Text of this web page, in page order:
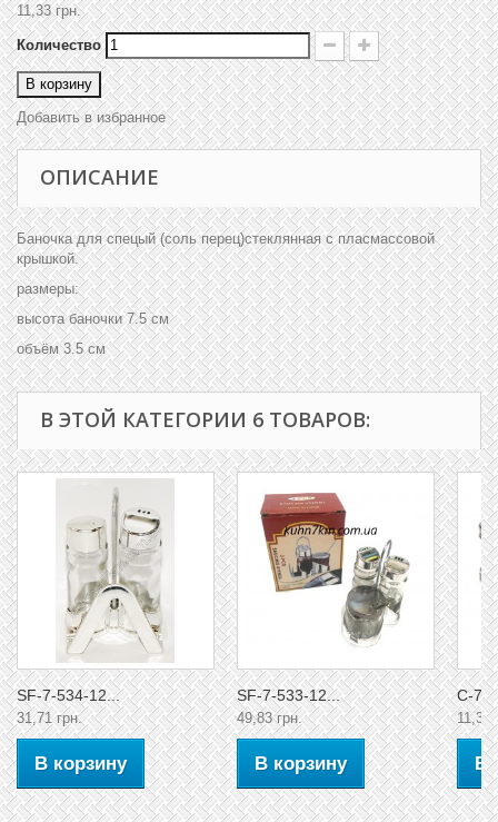
11,33 грн.
Количество
В корзину
Добавить в избранное
ОПИСАНИЕ
Баночка для спецый (соль перец)стеклянная с пласмассовой
крышкой.
размеры:
высота баночки 7.5 см
объём 3.5 см
В ЭТОЙ КАТЕГОРИИ 6 ТОВАРОВ:
SF-7-534-12...
31,71 грн.
В корзину
SF-7-533-12...
49,83 грн.
В корзину
C-
11,33
В